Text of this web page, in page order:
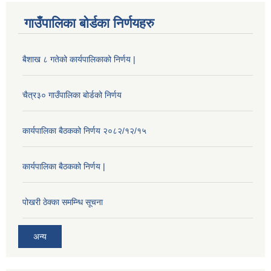
गाउँपालिका बोर्डका निर्णयहरु
बैशाख ८ गतेको कार्यपालिकाको निर्णय |
चैत्र३० गाउँपालिका बोर्डको निर्णय
कार्यपालिका बैठकको निर्णय २०८२/१२/१५
कार्यपालिका बैठकको निर्णय |
पोखरी ठेक्का समम्न्धि सूचना
अन्य